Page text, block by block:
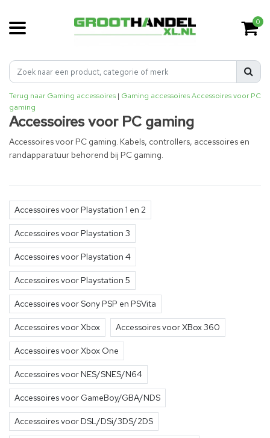
0
Terug naar Gaming accessoires | Gaming accessoiresAccessoires voor PC
gaming
Accessoires voor PC gaming
Accessoires voor PC gaming. Kabels, controllers, accessoires en
randapparatuur behorend bij PC gaming.
Accessoires voor Playstation 1 en 2
Accessoires voor Playstation 3
Accessoires voor Playstation 4
Accessoires voor Playstation 5
Accessoires voor Sony PSP en PSVita
Accessoires voor Xbox Accessoires voor XBox 360
Accessoires voor Xbox One
Accessoires voor NES/SNES/N64
Accessoires voor GameBoy/GBA/NDS
Accessoires voor DSL/DSi/3DS/2DS